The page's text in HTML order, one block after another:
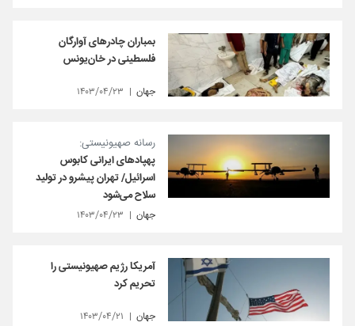
بمباران چادرهای آوارگان
فلسطینی در خان‌یونس
جهان ۱۴۰۳/۰۴/۲۳
رسانه صهیونیستی:
پهپادهای ایرانی کابوس
اسرائیل/ تهران پیشرو در تولید
سلاح می‌شود
جهان ۱۴۰۳/۰۴/۲۳
آمریکا رژیم صهیونیستی را
تحریم کرد
جهان ۱۴۰۳/۰۴/۲۱